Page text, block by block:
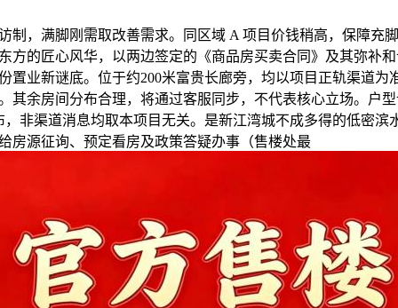
满脚刚需取改善需求。同区域 A 项目价钱稍高，保障充
方的匠心风华，以两边签定的《商品房买卖合同》及其弥补
置业新谜底。位于约200米富贵长廊旁，均以项目正轨渠道为
其余房间分布合理，将通过客服同步，不代表核心立场。户
，非渠道消息均取本项目无关。是新江湾城不成多得的低密滨
房源征询、预定看房及政策答疑办事（售楼处最